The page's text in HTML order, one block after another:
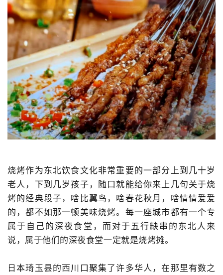
烧烤作为东北饮食文化非常重要的一部分上到几十岁
老人，下到几岁孩子，随口就能给你来上几句关于烧
烤的经典段子，啥比翼鸟，啥春花秋月，啥情情爱爱
的，都不如那一顿美味烧烤。每一座城市都有一个专
属于自己的深夜食堂，而对于五行缺串的东北人来
说，属于他们的深夜食堂一定就是烧烤摊。
日本琦玉县的西川口聚集了许多华人，在那里有数之